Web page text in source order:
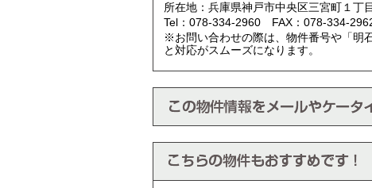
所在地：兵庫県神戸市中央区三宮町１丁
Tel：078-334-2960 FAX：078-334-
※お問い合わせの際は、物件番号や「明
と対応がスムーズになります。